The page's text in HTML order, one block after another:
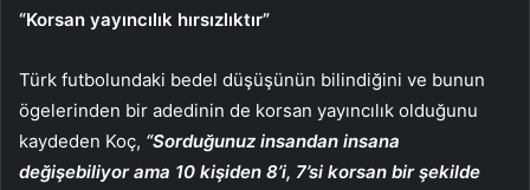
“Korsan yayıncılık hırsızlıktır”
Türk futbolundaki bedel düşüşünün bilindiğini ve bunun
ögelerinden bir adedinin de korsan yayıncılık olduğunu
kaydeden Koç, “Sorduğunuz insandan insana
değişebiliyor ama 10 kişiden 8’i, 7’si korsan bir şekilde